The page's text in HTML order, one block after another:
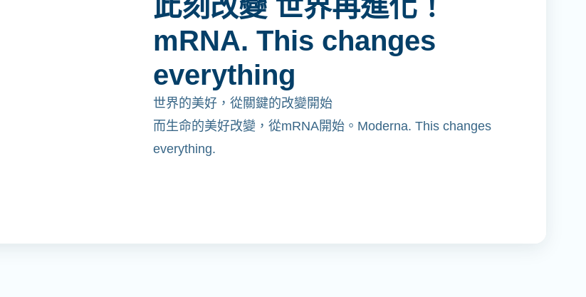
此刻改變 世界再進化！
mRNA. This changes
everything
世界的美好，從關鍵的改變開始
而生命的美好改變，從mRNA開始。Moderna. This changes
everything.